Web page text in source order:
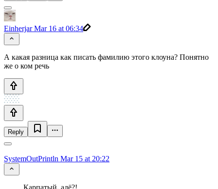
EinherjarMar 16 at 06:34
А какая разница как писать фамилию этого клоуна? Понятно
же о ком речь
Reply
SystemOutPrintln Mar 15 at 20:22
Карпатый, алё?!